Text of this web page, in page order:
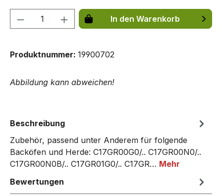
Produkt Anzahl: Gib denIn den Warenkorb
Produktnummer: 19900702
Abbildung kann abweichen!
Beschreibung
Zubehör, passend unter Anderem für folgende
Backöfen und Herde: C17GR00G0/.. C17GR00N0/..
C17GR00N0B/.. C17GR01G0/.. C17GR… Mehr
Bewertungen